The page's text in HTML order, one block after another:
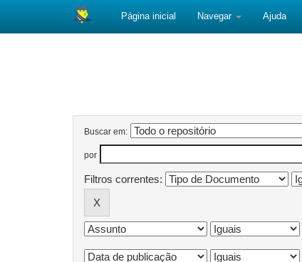
Página inicial Navegar Ajuda
Buscar em:
por
Filtros correntes: